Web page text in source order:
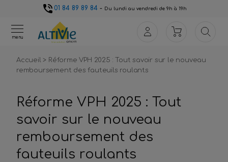
01 84 89 89 84- Du lundi au vendredi de 9h à 19h
menu
Accueil> Réforme VPH 2025 : Tout savoir sur le nouveau
remboursement des fauteuils roulants
Réforme VPH 2025 : Tout
savoir sur le nouveau
remboursement des
fauteuils roulants